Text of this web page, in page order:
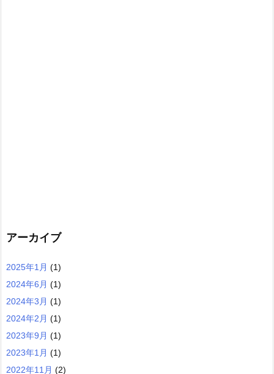
アーカイブ
2025年1月 (1)
2024年6月 (1)
2024年3月 (1)
2024年2月 (1)
2023年9月 (1)
2023年1月 (1)
2022年11月 (2)